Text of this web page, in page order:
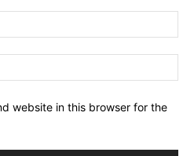
website in this browser for the